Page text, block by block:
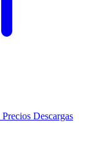
Precios Descargas